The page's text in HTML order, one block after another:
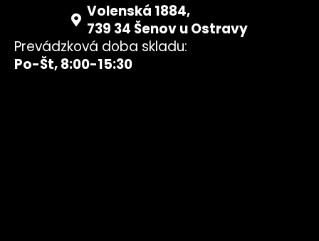
Volenská 1884,
739 34 Šenov u Ostravy
Prevádzková doba skladu:
Po-Št, 8:00-15:30